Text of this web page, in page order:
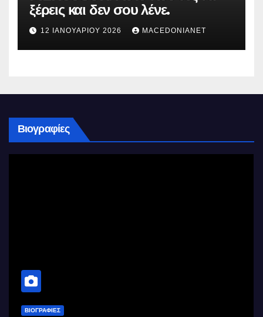
ξέρεις και δεν σου λένε.
12 ΙΑΝΟΥΑΡΊΟΥ 2026 MACEDONIANET
Βιογραφίες
ΒΙΟΓΡΑΦΊΕΣ